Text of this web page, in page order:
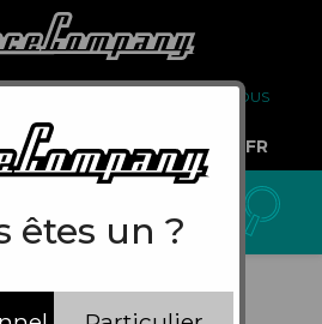
À PROPOS DE NOUS
COMPTE PRO
FR
êtes un ?